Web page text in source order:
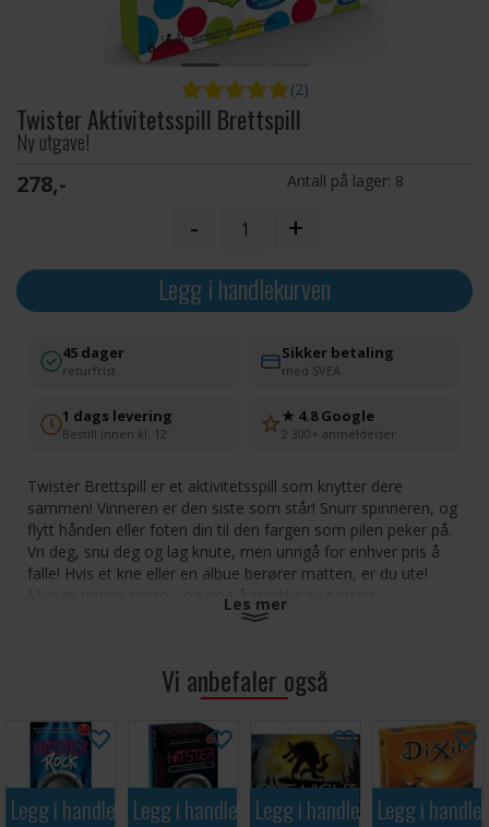
(2)
Twister Aktivitetsspill Brettspill
Ny utgave!
278,- Antall på lager: 8
- +
Legg i handlekurven
45 dager
returfrist
Sikker betaling
med SVEA
1 dags levering
Bestill innen kl. 12
★ 4.8 Google
2 300+ anmeldelser
Twister Brettspill er et aktivitetsspill som knytter dere
sammen! Vinneren er den siste som står! Snurr spinneren, og
flytt hånden eller foten din til den fargen som pilen peker på.
Vri deg, snu deg og lag knute, men unngå for enhver pris å
falle! Hvis et kne eller en albue berører matten, er du ute!
Mange timers moro - og noe å strekke seg etter!
Spilletid: 10 minutter
Les mer
Vi anbefaler også
Legg i handlekurvenLegg i handlekurvenLegg i handlekurven
Legg i